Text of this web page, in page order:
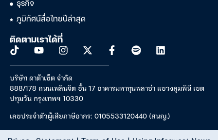
ธุรกิจ
ภูมิทัศน์สื่อไทยปีล่าสุด
ติดตามเราได้ที่
บริษัท ดาต้าเซ็ต จำกัด
888/178 ถนนเพลินจิต ชั้น 17 อาคารมหาทุนพลาซ่า แขวงลุมพินี เขต
ปทุมวัน กรุงเทพฯ 10330
เลขประจำตัวผู้เสียภาษีอากร: 0105533120440 (สนญ.)